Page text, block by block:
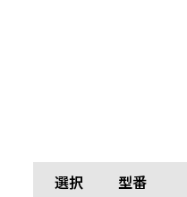
選択
型番